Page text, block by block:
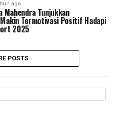
ago
Mahendra Tunjukkan
Termotivasi Positif Hadapi
2025
POSTS